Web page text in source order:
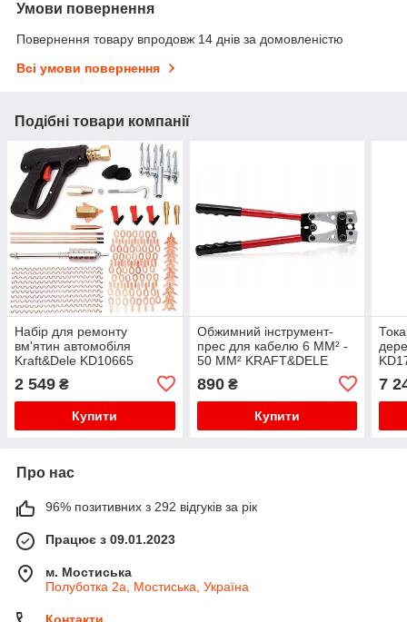
Умови повернення
Повернення товару впродовж 14 днів за домовленістю
Всі умови повернення
Подібні товари компанії
Набір для ремонту
вм'ятин автомобіля
Kraft&Dele KD10665
2 549 ₴
Купити
Обжимний інструмент-
прес для кабелю 6 ММ² -
50 ММ² KRAFT&DELE
890₴
Купити
7
Про нас
96% позитивних з 292 відгуків за рік
Працює з 09.01.2023
м. Мостиська
Полуботка 2а, Мостиська, Україна